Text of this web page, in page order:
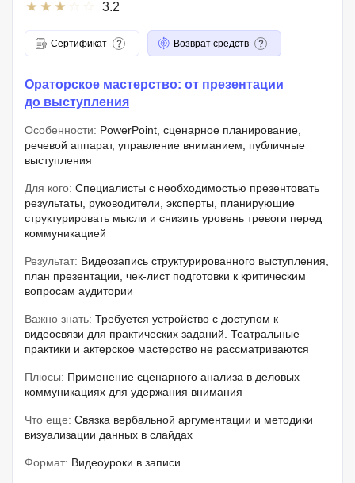
3.2
Сертификат Возврат средств
Ораторское мастерство: от презентации
до выступления
Особенности: PowerPoint, сценарное планирование,
речевой аппарат, управление вниманием, публичные
выступления
Для кого: Специалисты с необходимостью презентовать
результаты, руководители, эксперты, планирующие
структурировать мысли и снизить уровень тревоги перед
коммуникацией
Результат: Видеозапись структурированного выступления,
план презентации, чек-лист подготовки к критическим
вопросам аудитории
Важно знать: Требуется устройство с доступом к
видеосвязи для практических заданий. Театральные
практики и актерское мастерство не рассматриваются
Плюсы: Применение сценарного анализа в деловых
коммуникациях для удержания внимания
Что еще: Связка вербальной аргументации и методики
визуализации данных в слайдах
Формат: Видеоуроки в записи